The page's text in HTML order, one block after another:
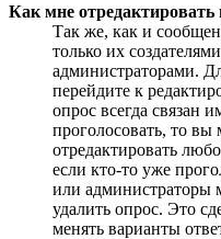
Как мне отредактировать
Так же, как и
только их
администраторами.
перейдите к
опрос всегда связан
проголосовать, то вы
отредактировать
если кто-то уже
или администраторы
удалить опрос. Это
менять варианты